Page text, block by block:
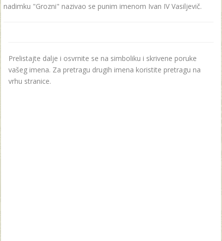
nadimku "Grozni" nazivao se punim imenom Ivan IV Vasiljevič.
Prelistajte dalje i osvrnite se na simboliku i skrivene poruke
vašeg imena. Za pretragu drugih imena koristite pretragu na
vrhu stranice.